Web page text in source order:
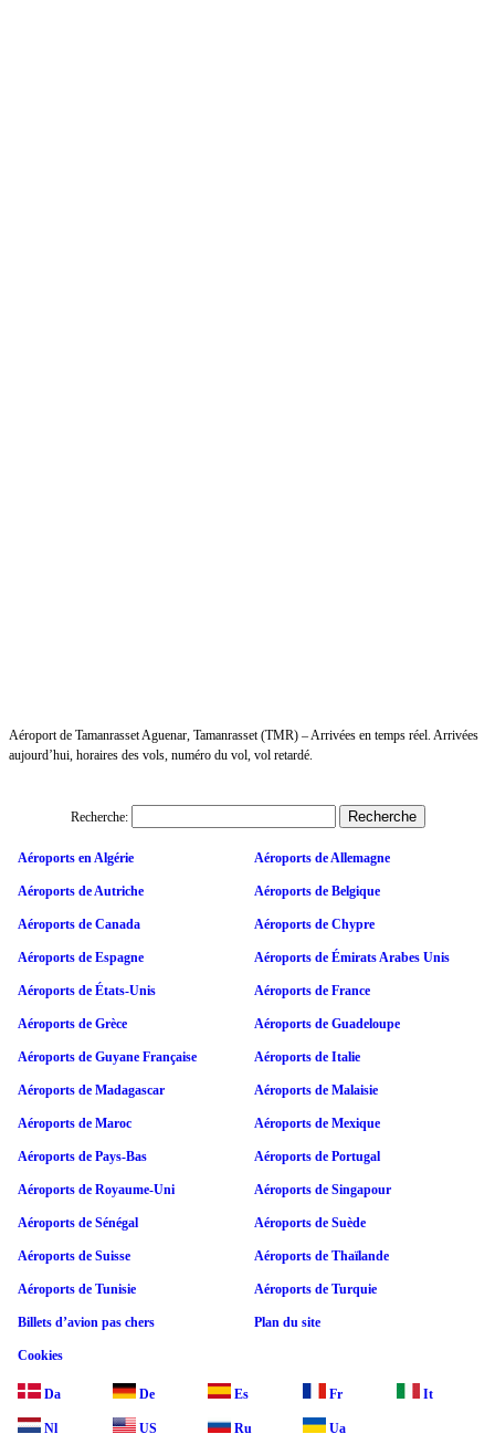
Aéroport de Tamanrasset Aguenar, Tamanrasset (TMR) – Arrivées en temps réel. Arrivées
aujourd’hui, horaires des vols, numéro du vol, vol retardé.
Recherche:
Aéroports en Algérie Aéroports de Allemagne
Aéroports de Autriche Aéroports de Belgique
Aéroports de Canada Aéroports de Chypre
Aéroports de Espagne Aéroports de Émirats Arabes Unis
Aéroports de États-Unis Aéroports de France
Aéroports de Grèce Aéroports de Guadeloupe
Aéroports de Guyane Française Aéroports de Italie
Aéroports de Madagascar Aéroports de Malaisie
Aéroports de Maroc Aéroports de Mexique
Aéroports de Pays-Bas Aéroports de Portugal
Aéroports de Royaume-Uni Aéroports de Singapour
Aéroports de Sénégal Aéroports de Suède
Aéroports de Suisse Aéroports de Thaïlande
Aéroports de Tunisie Aéroports de Turquie
Billets d’avion pas chers Plan du site
Cookies
Da De Es Fr It
Nl US Ru Ua